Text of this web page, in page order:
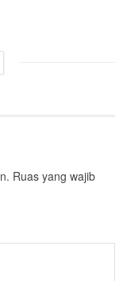
Ruas yang wajib